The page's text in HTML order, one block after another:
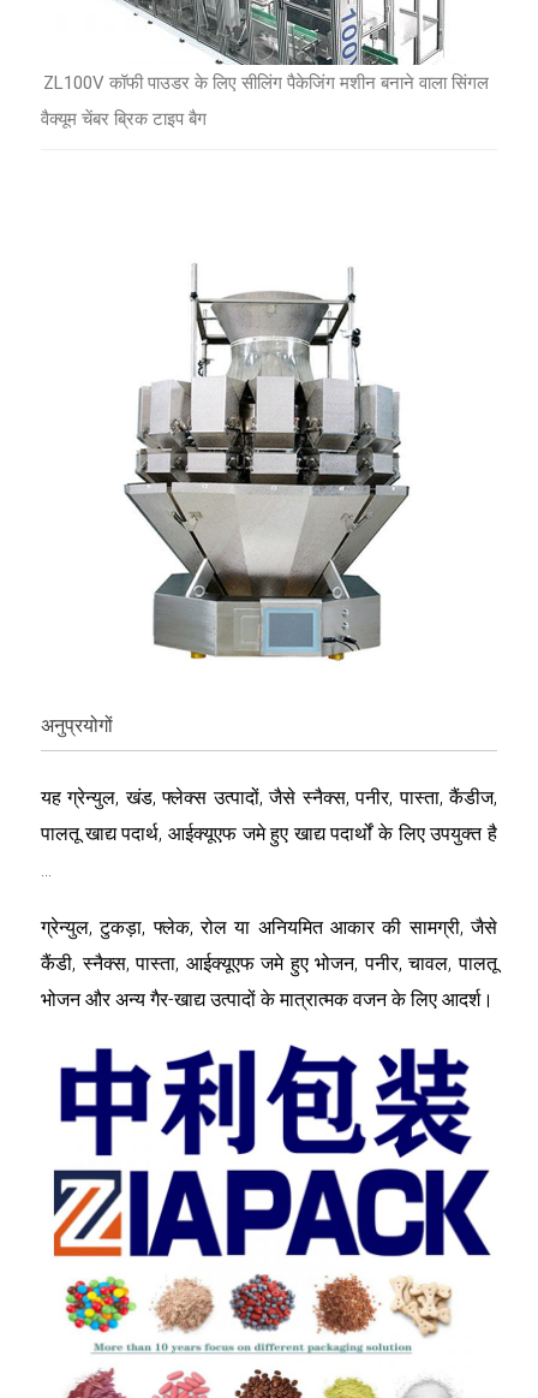
ZL100V कॉफी पाउडर के लिए सीलिंग पैकेजिंग मशीन बनाने वाला सिंगल
वैक्यूम चेंबर ब्रिक टाइप बैग
अनुप्रयोगों
यह ग्रेन्युल, खंड, फ्लेक्स उत्पादों, जैसे स्नैक्स, पनीर, पास्ता, कैंडीज,
पालतू खाद्य पदार्थ, आईक्यूएफ जमे हुए खाद्य पदार्थों के लिए उपयुक्त है
ग्रेन्युल, टुकड़ा, फ्लेक, रोल या अनियमित आकार की सामग्री, जैसे
कैंडी, स्नैक्स, पास्ता, आईक्यूएफ जमे हुए भोजन, पनीर, चावल, पालतू
भोजन और अन्य गैर-खाद्य उत्पादों के मात्रात्मक वजन के लिए आदर्श।